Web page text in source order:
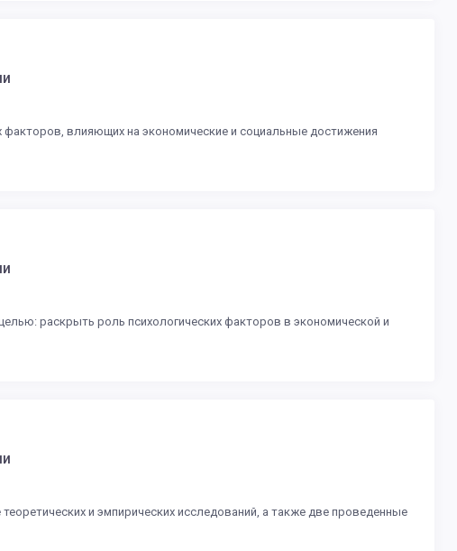
влияющих на экономические и социальные достижения
раскрыть роль психологических факторов в экономической и
и эмпирических исследований, а также две проведенные